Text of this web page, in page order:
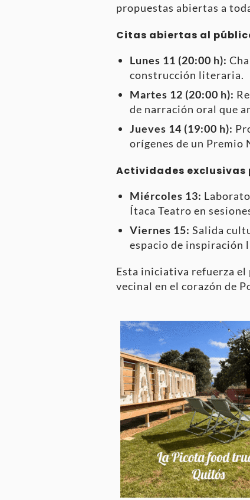
propuestas abiertas a
Citas abiertas al
Lunes 11 (20:00 h):
construcción literaria.
Martes 12 (20:00 h):
de narración oral que
Jueves 14 (19:00 h):
orígenes de un Premio
Actividades exclusivas
Miércoles 13:
Ítaca Teatro en
Viernes 15: Salida
espacio de
Esta iniciativa refuerza
vecinal en el corazón de